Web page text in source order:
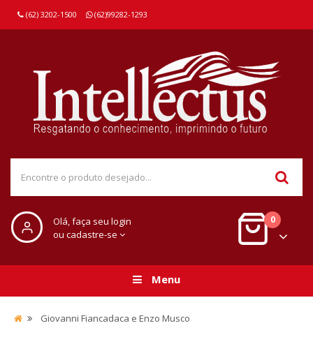
(62) 3202-1500 (62)99282-1293
Olá, faça seu login
ou cadastre-se
0
Menu
Giovanni Fiancadaca e Enzo Musco